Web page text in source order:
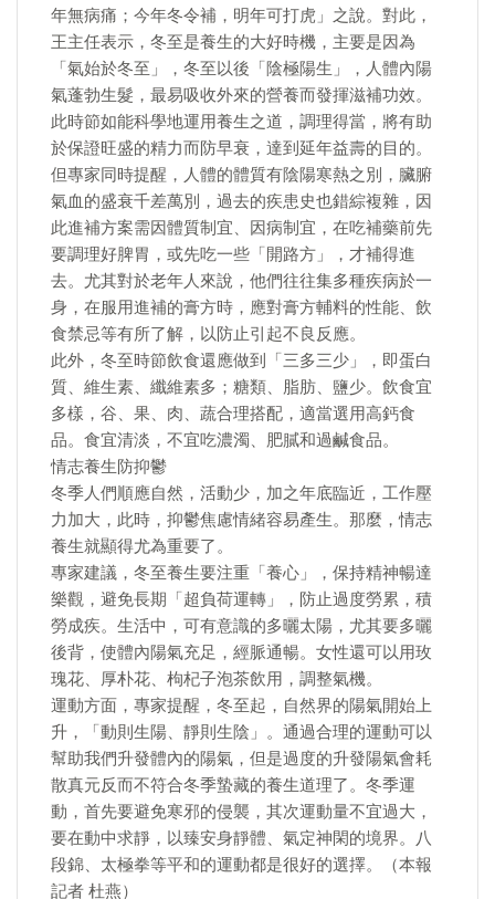
年無病痛；今年冬令補，明年可打虎」之說。對此，
王主任表示，冬至是養生的大好時機，主要是因為
「氣始於冬至」，冬至以後「陰極陽生」，人體內陽
氣蓬勃生髮，最易吸收外來的營養而發揮滋補功效。
此時節如能科學地運用養生之道，調理得當，將有助
於保證旺盛的精力而防早衰，達到延年益壽的目的。
但專家同時提醒，人體的體質有陰陽寒熱之別，臟腑
氣血的盛衰千差萬別，過去的疾患史也錯綜複雜，因
此進補方案需因體質制宜、因病制宜，在吃補藥前先
要調理好脾胃，或先吃一些「開路方」，才補得進
去。尤其對於老年人來說，他們往往集多種疾病於一
身，在服用進補的膏方時，應對膏方輔料的性能、飲
食禁忌等有所了解，以防止引起不良反應。
此外，冬至時節飲食還應做到「三多三少」，即蛋白
質、維生素、纖維素多；糖類、脂肪、鹽少。飲食宜
多樣，谷、果、肉、蔬合理搭配，適當選用高鈣食
品。食宜清淡，不宜吃濃濁、肥膩和過鹹食品。
情志養生防抑鬱
冬季人們順應自然，活動少，加之年底臨近，工作壓
力加大，此時，抑鬱焦慮情緒容易產生。那麼，情志
養生就顯得尤為重要了。
專家建議，冬至養生要注重「養心」，保持精神暢達
樂觀，避免長期「超負荷運轉」，防止過度勞累，積
勞成疾。生活中，可有意識的多曬太陽，尤其要多曬
後背，使體內陽氣充足，經脈通暢。女性還可以用玫
瑰花、厚朴花、枸杞子泡茶飲用，調整氣機。
運動方面，專家提醒，冬至起，自然界的陽氣開始上
升，「動則生陽、靜則生陰」。通過合理的運動可以
幫助我們升發體內的陽氣，但是過度的升發陽氣會耗
散真元反而不符合冬季蟄藏的養生道理了。冬季運
動，首先要避免寒邪的侵襲，其次運動量不宜過大，
要在動中求靜，以臻安身靜體、氣定神閑的境界。八
段錦、太極拳等平和的運動都是很好的選擇。（本報
記者 杜燕）